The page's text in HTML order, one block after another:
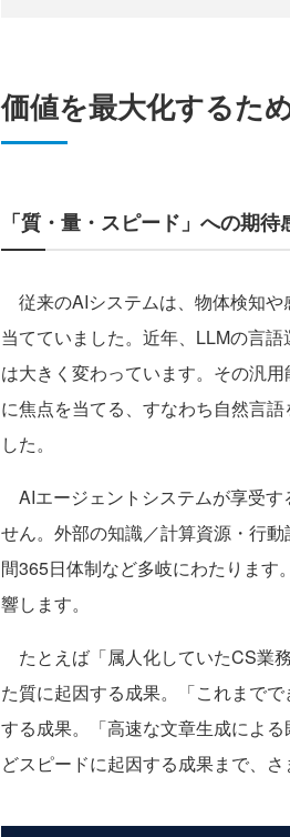
価値を最大化するた
「質・量・スピード」への期待
従来のAIシステムは、物体検知
当てていました。近年、LLMの言
は大きく変わっています。その汎
に焦点を当てる、すなわち自然言
した。
AIエージェントシステムが享受す
せん。外部の知識／計算資源・行
間365日体制など多岐にわたりま
響します。
たとえば「属人化していたCS業
た質に起因する成果。「これまで
する成果。「高速な文章生成によ
どスピードに起因する成果まで、さ